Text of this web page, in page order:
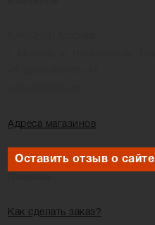
Адреса магазинов
Оставить отзыв о сайте
Как сделать заказ?